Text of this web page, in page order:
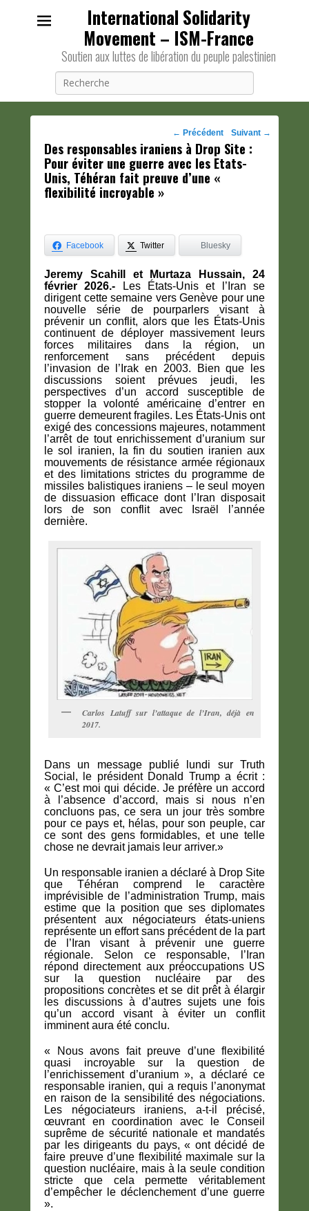
International Solidarity
Movement – ISM-France
Soutien aux luttes de libération du peuple palestinien
Navigation
des
posts
← Précédent Suivant →
Des responsables iraniens à Drop Site :
Pour éviter une guerre avec les Etats-
Unis, Téhéran fait preuve d’une «
flexibilité incroyable »
Facebook Twitter Bluesky
Jeremy Scahill et Murtaza Hussain, 24
février 2026.- Les États-Unis et l’Iran se
dirigent cette semaine vers Genève pour une
nouvelle série de pourparlers visant à
prévenir un conflit, alors que les États-Unis
continuent de déployer massivement leurs
forces militaires dans la région, un
renforcement sans précédent depuis
l’invasion de l’Irak en 2003. Bien que les
discussions soient prévues jeudi, les
perspectives d’un accord susceptible de
stopper la volonté américaine d’entrer en
guerre demeurent fragiles. Les États-Unis ont
exigé des concessions majeures, notamment
l’arrêt de tout enrichissement d’uranium sur
le sol iranien, la fin du soutien iranien aux
mouvements de résistance armée régionaux
et des limitations strictes du programme de
missiles balistiques iraniens – le seul moyen
de dissuasion efficace dont l’Iran disposait
lors de son conflit avec Israël l’année
dernière.
Carlos Latuff sur l’attaque de l’Iran, déjà en
2017.
Dans un message publié lundi sur Truth
Social, le président Donald Trump a écrit :
« C’est moi qui décide. Je préfère un accord
à l’absence d’accord, mais si nous n’en
concluons pas, ce sera un jour très sombre
pour ce pays et, hélas, pour son peuple, car
ce sont des gens formidables, et une telle
chose ne devrait jamais leur arriver.»
Un responsable iranien a déclaré à Drop Site
que Téhéran comprend le caractère
imprévisible de l’administration Trump, mais
estime que la position que ses diplomates
présentent aux négociateurs états-uniens
représente un effort sans précédent de la part
de l’Iran visant à prévenir une guerre
régionale. Selon ce responsable, l’Iran
répond directement aux préoccupations US
sur la question nucléaire par des
propositions concrètes et se dit prêt à élargir
les discussions à d’autres sujets une fois
qu’un accord visant à éviter un conflit
imminent aura été conclu.
« Nous avons fait preuve d’une flexibilité
quasi incroyable sur la question de
l’enrichissement d’uranium », a déclaré ce
responsable iranien, qui a requis l’anonymat
en raison de la sensibilité des négociations.
Les négociateurs iraniens, a-t-il précisé,
œuvrant en coordination avec le Conseil
suprême de sécurité nationale et mandatés
par les dirigeants du pays, « ont décidé de
faire preuve d’une flexibilité maximale sur la
question nucléaire, mais à la seule condition
stricte que cela permette véritablement
d’empêcher le déclenchement d’une guerre
».